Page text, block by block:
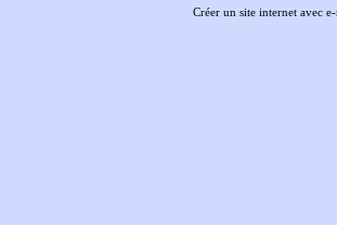
Créer un site internet avec